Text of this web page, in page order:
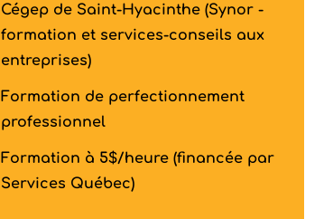
Cégep de Saint-Hyacinthe (Synor -
formation et services-conseils aux
entreprises)
Formation de perfectionnement
professionnel
Formation à 5$/heure (financée par
Services Québec)